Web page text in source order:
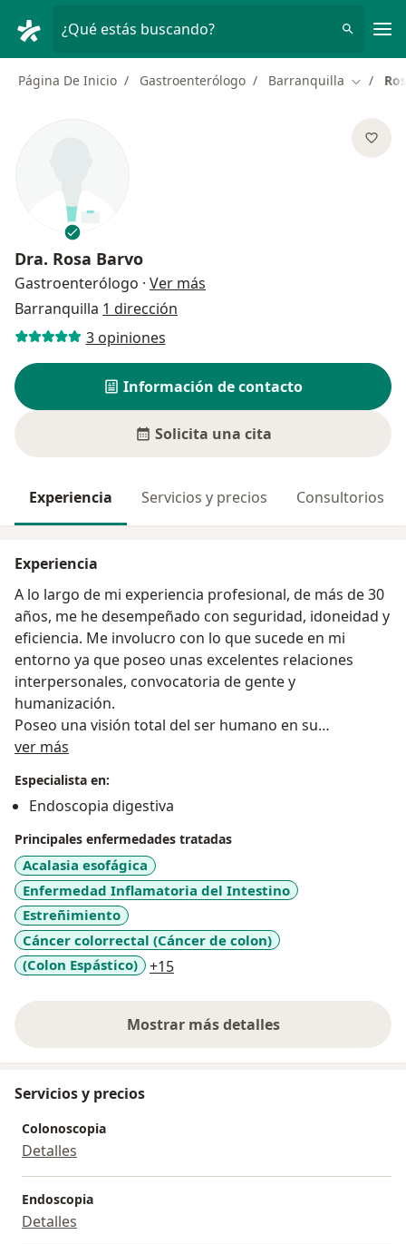
¿Qué estás buscando?
Página De Inicio Gastroenterólogo Barranquilla
Dra. Rosa Barvo
Gastroenterólogo · Ver más
Barranquilla 1 dirección
3 opiniones
Información de contacto
Solicita una cita
Experiencia Servicios y precios Consultorios
Experiencia
A lo largo de mi experiencia profesional, de más de 30
años, me he desempeñado con seguridad, idoneidad y
eficiencia. Me involucro con lo que sucede en mi
entorno ya que poseo unas excelentes relaciones
interpersonales, convocatoria de gente y
humanización.
Poseo una visión total del ser humano en su
dimensión biológica, psíquica, social y humanística,
médico-paciente ,trabajo en equipo, solución de
problemas, toma de decisiones y de liderazgo,
asimilando e incorporando todos los avances que
brindan las investigaciones científicas, y con un
sentido claro y preciso de la ética médica y la
responsabilidad social.
ver más
Especialista en:
Endoscopia digestiva
Principales enfermedades tratadas
Acalasia esofágica
Enfermedad Inflamatoria del Intestino
Estreñimiento
Cáncer colorrectal (Cáncer de colon)
(Colon Espástico)
+15a11y_sr_more_diseases
Mostrar más detalles
sobre la experiencia
Servicios y precios
Colonoscopia
Detalles
Endoscopia
Detalles